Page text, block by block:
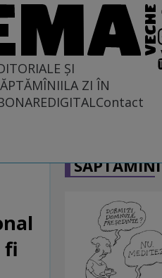
ȘI
LA ZI ÎN
DIGITALContact
fi